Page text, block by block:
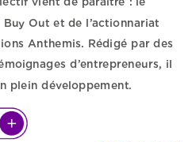
Buy Out et de l’actionnariat
Anthemis. Rédigé par des
d’entrepreneurs, il
plein développement.